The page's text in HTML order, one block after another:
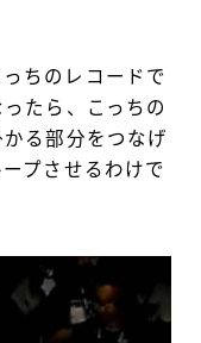
ちのレコードで
たら、こっちの
る部分をつなげ
プさせるわけで